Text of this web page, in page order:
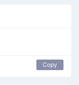
Copy